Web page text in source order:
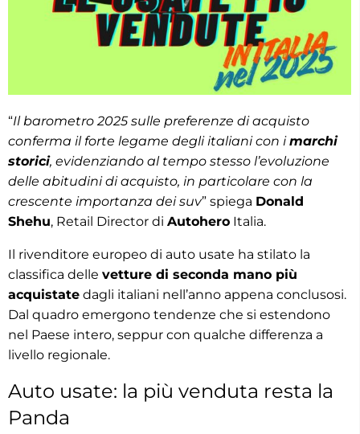
“Il barometro 2025 sulle preferenze di acquisto
conferma il forte legame degli italiani con imarchi
storici, evidenziando al tempo stesso l’evoluzione
delle abitudini di acquisto, in particolare con la
crescente importanza dei suv” spiega Donald
Shehu, Retail Director di Autohero Italia.
Il rivenditore europeo di auto usate ha stilato la
classifica delle vetture di seconda mano più
acquistate dagli italiani nell’anno appena conclusosi.
Dal quadro emergono tendenze che si estendono
nel Paese intero, seppur con qualche differenza a
livello regionale.
Auto usate: la più venduta resta la
Panda